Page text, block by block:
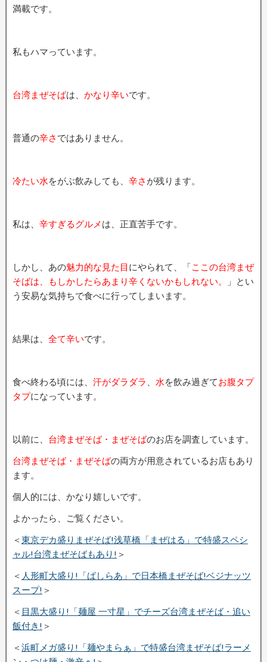
満載です。
私もハマっています。
台湾まぜそばは、 かなり辛いです。
普通の辛さ ではありません。
冷たい水をがぶ飲みしても、 辛さ が残ります。
私は、 辛すぎるグルメ は、正直苦手です。
しかし、あの魅力的な見た目 にやられて、「ここの台湾まぜ
そばは、もしかしたらあまり辛くないかもしれない。
」とい
う安易な気持ちで食べに行ってしまいます。
結果は、 全て辛いです。
食べ終わる頃には、 汗がダラダラ 水を飲み過ぎてお腹タプ
タプになっています。
以前に、 台湾まぜそば・まぜそばのお店を調査しています。
台湾まぜそば・まぜそばの両方が用意されているお店もあり
ます。
個人的には、かなり嬉しいです。
よかったら、ご覧ください。
＜東京デカ盛りまぜそば!浅草橋「まぜはる」で特盛スペシ
ャル!台湾まぜそばもあり! ＞
＜ 人形町大盛り!「ばしらあ」で日本橋まぜそば!ベジナッツ
スープ! ＞
＜ 目黒大盛り!「麺屋 一寸星」でチーズ台湾まぜそば・追い
飯付き! ＞
＜浜町メガ盛り!「麺やまらぁ」で特盛台湾まぜそば!ラーメ